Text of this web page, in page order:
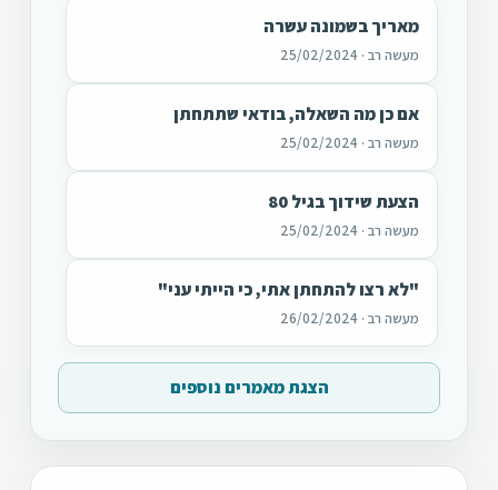
מאריך בשמונה עשרה
מעשה רב · 25/02/2024
אם כן מה השאלה, בודאי שתתחתן
מעשה רב · 25/02/2024
הצעת שידוך בגיל 80
מעשה רב · 25/02/2024
"לא רצו להתחתן אתי, כי הייתי עני"
מעשה רב · 26/02/2024
הצגת מאמרים נוספים